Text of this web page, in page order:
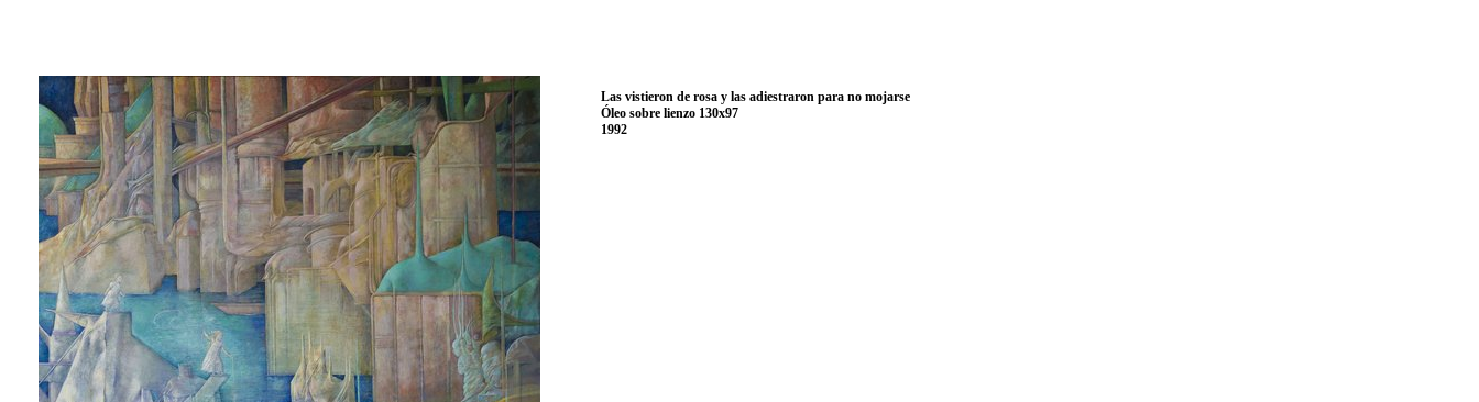
Las vistieron de rosa y las adiestraron para no mojarse
Óleo sobre lienzo 130x97
1992